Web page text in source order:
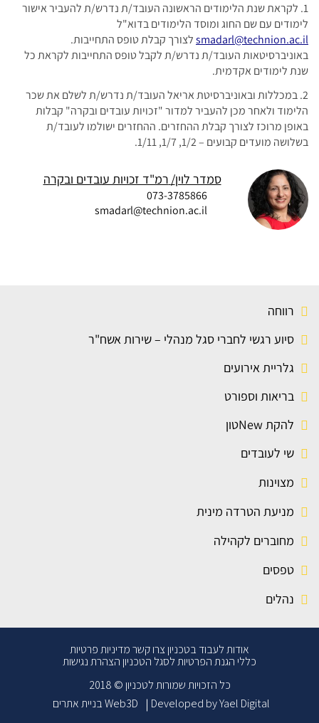
רווחה
סיוע רגשי לחברי סגל מנהלי – שירות אשח"ר
גלריית אירועים
בריאות וספורט
להקת Newטון
שי לעובדים
מצוינות
מניעת הטרדה מינית
מחוברים לקהילה
טפסים
נהלים
1. לקראת שנת הלימודים הראשונה העובד/ת נדרש/ת להעביר אישור
לימודים עם שם החוג ומוסד הלימודים בדוא"ל
smadarl@technion.ac.ilלצורך קבלת טופס התחייבות.
באוניברסיטאות העובד/ת נדרש/ת לקבל טופס התחייבות לקראת כל
שנת לימודים אקדמית.
2. במכללות ובאוניברסיטת אריאל העובד/ת נדרש/ת לשלם את שכר
הלימוד ולאחר מכן להעביר למדור "זכויות עובדים ובקרה" קבלות
באופן מרוכז לצורך קבלת ההחזרים. ההחזרים ישולמו לעובד/ת
בשלושה מועדים קבועים – 1/2, 1/7, 1/11.
סמדר לוין רמ"ד זכויות עובדים ובקרה
073-3785866
smadarl@technion.ac.il
כל הזכויות שמורות לטכניון © 2018
אודותלעבוד בטכניון צרו קשרמדיניות פרטיות
כללי הגנת הפרטיות לסגל הטכניון הצהרת נגישות
Developed by Yael Digital Web3D בניית אתרים